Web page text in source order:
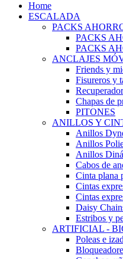
Home
ESCALADA
PACKS
PACKS
PACKS
ANCLAJES
Friends y
Fisureros y
Chapas de
PITONES
ANILLOS Y
Anillos
Anillos
Anillos
Cabos de
Cinta plana
Cintas
Cintas
Daisy
Estribos y
ARTIFICIAL -
Poleas e